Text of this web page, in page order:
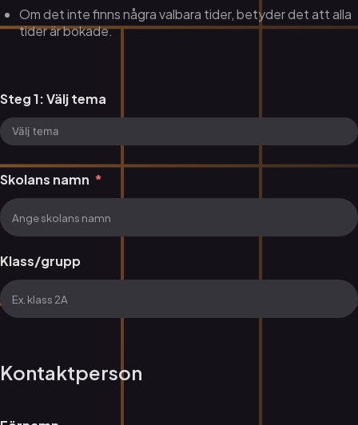
Om det inte finns några valbara tider, betyder det att alla
tider är bokade.
Steg 1: Välj tema
Skolans namn
Klass/grupp
Kontaktperson